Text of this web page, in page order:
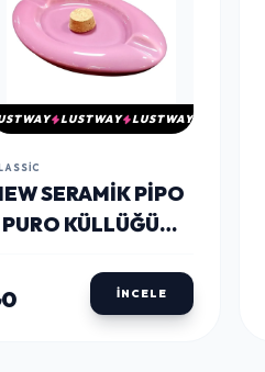
LUSTWAY LUSTWAY
SERAMIK PIPO
KÜLLÜĞÜ
İNCELE